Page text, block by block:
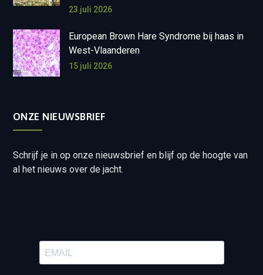
23 juli 2026
European Brown Hare Syndrome bij haas in
West-Vlaanderen
15 juli 2026
ONZE NIEUWSBRIEF
Schrijf je in op onze nieuwsbrief en blijf op de hoogte van
al het nieuws over de jacht.